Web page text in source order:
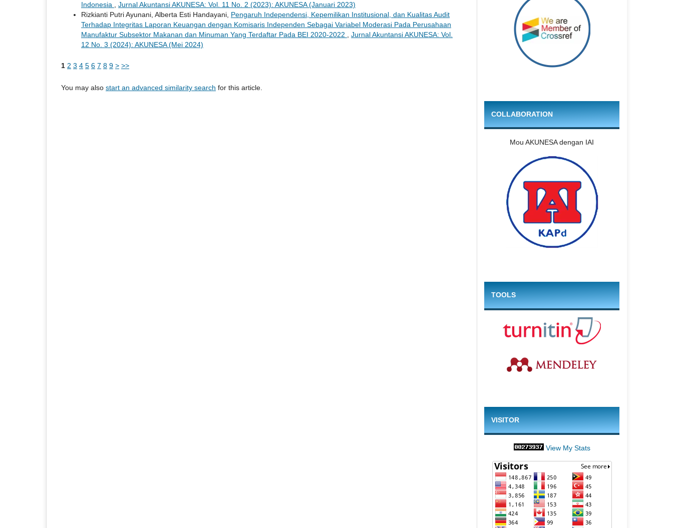
Indonesia , Jurnal Akuntansi AKUNESA: Vol. 11 No. 2 (2023): AKUNESA (Januari 2023)
Rizkianti Putri Ayunani, Alberta Esti Handayani, Pengaruh Independensi, Kepemilikan Institusional, dan Kualitas Audit
Terhadap Integritas Laporan Keuangan dengan Komisaris Independen Sebagai Variabel Moderasi Pada Perusahaan
Manufaktur Subsektor Makanan dan Minuman Yang Terdaftar Pada BEI 2020-2022 , Jurnal Akuntansi AKUNESA: Vol.
12 No. 3 (2024): AKUNESA (Mei 2024)
1 2 3 4 5 6 7 8 9 > >>
You may also start an advanced similarity search for this article.
COLLABORATION
Mou AKUNESA dengan IAI
TOOLS
VISITOR
View My Stats